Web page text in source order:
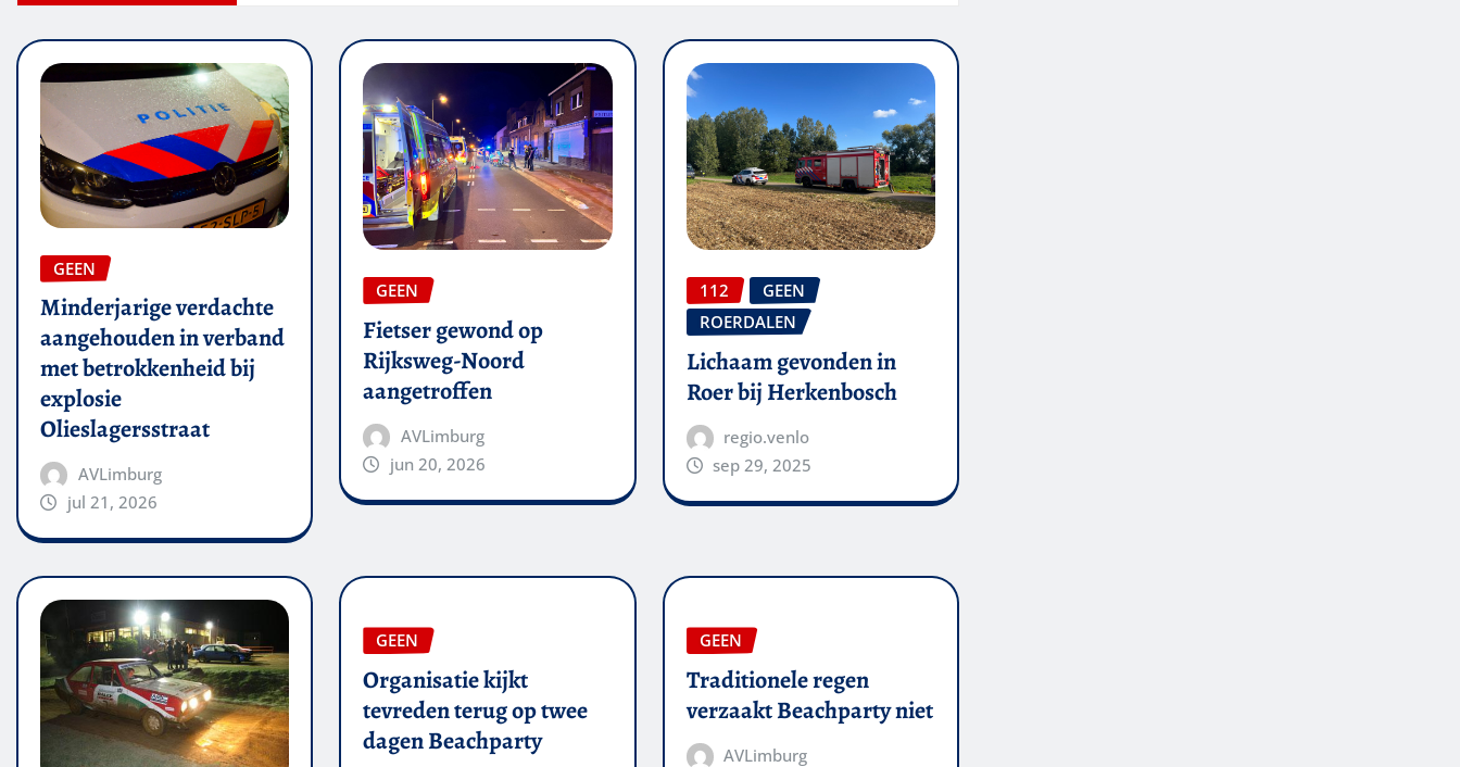
GEEN
Minderjarige verdachte
aangehouden in verband
met betrokkenheid bij
explosie
Olieslagersstraat
AVLimburg
jul 21, 2026
GEEN
Fietser gewond op
Rijksweg-Noord
aangetroffen
AVLimburg
jun 20, 2026
112
GEEN
ROERDALEN
Lichaam gevonden in
Roer bij Herkenbosch
regio.venlo
sep 29, 2025
GEEN
Organisatie kijkt
tevreden terug op twee
dagen Beachparty
GEEN
Traditionele regen
verzaakt Beachparty niet
AVLimburg